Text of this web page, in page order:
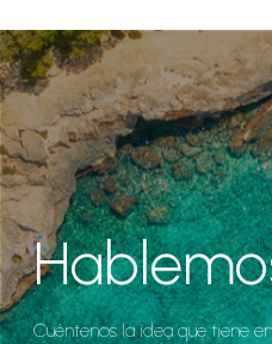
Cuéntenos la idea que tiene